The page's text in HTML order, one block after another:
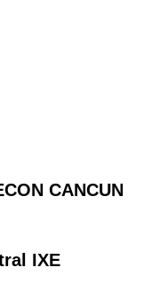
CANCUN
IXE